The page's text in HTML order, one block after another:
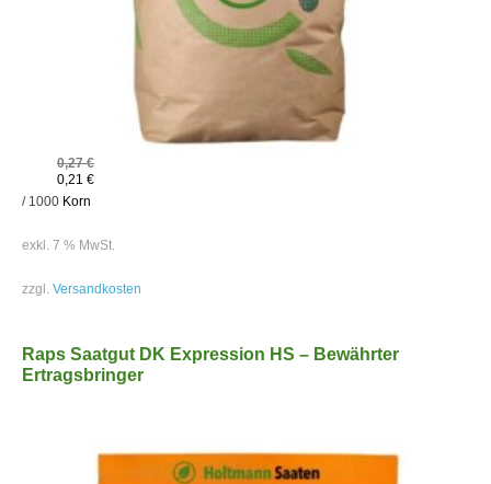
0,27€
0,21 €
/ 1000 Korn
exkl. 7 % MwSt.
zzgl. Versandkosten
Raps Saatgut DK Expression HS – Bewährter
Ertragsbringer